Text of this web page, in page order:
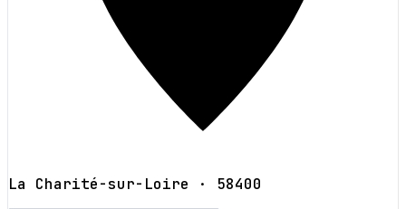
La Charité-sur-Loire · 58400